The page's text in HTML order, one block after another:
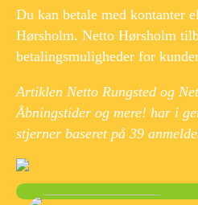
Du kan betale med kontanter
Hørsholm. Netto Hørsholm
betalingsmuligheder for
Artiklen Netto Rungsted og
Åbningstider og mere! har i
stjerner baseret på 39